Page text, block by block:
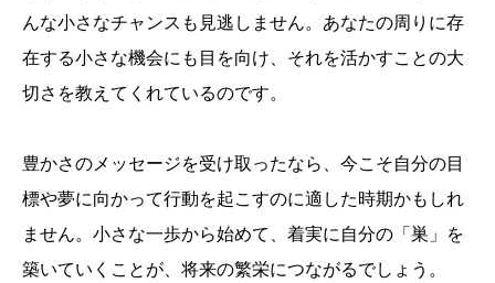
んな小さなチャンスも見逃しません。あなたの周りに存
在する小さな機会にも目を向け、それを活かすことの大
切さを教えてくれているのです。
豊かさのメッセージを受け取ったなら、今こそ自分の目
標や夢に向かって行動を起こすのに適した時期かもしれ
ません。小さな一歩から始めて、着実に自分の「巣」を
築いていくことが、将来の繁栄につながるでしょう。